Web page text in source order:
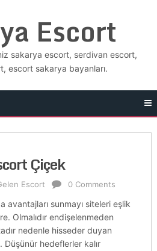
Escort
sakarya escort, serdivan escort,
escort sakarya bayanları.
Çiçek
Escort 0 Comments
avantajları sunmayı siteleri eşlik
Olmalıdır endişelenmeden
nedenle hisseder duyan
Düşünür hedeflerler kalır